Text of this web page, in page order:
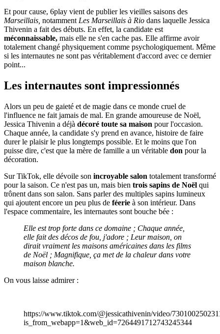
Et pour cause, 6play vient de publier les vieilles saisons des
Marseillais, notammentLes Marseillais à Rio dans laquelle Jessica
Thivenin a fait des débuts. En effet, la candidate est
méconnaissable, mais elle ne s'en cache pas. Elle affirme avoir
totalement changé physiquement comme psychologiquement. Même
si les internautes ne sont pas véritablement d'accord avec ce dernier
point...
Les internautes sont impressionnés
Alors un peu de gaieté et de magie dans ce monde cruel de
l'influence ne fait jamais de mal. En grande amoureuse de Noël,
Jessica Thivenin a déjà décoré toute sa maison pour l'occasion.
Chaque année, la candidate s'y prend en avance, histoire de faire
durer le plaisir le plus longtemps possible. Et le moins que l'on
puisse dire, c'est que la mère de famille a un véritable don pour la
décoration.
Sur TikTok, elle dévoile son incroyable salon totalement transformé
pour la saison. Ce n'est pas un, mais bien trois sapins de Noël qui
trônent dans son salon. Sans parler des multiples sapins lumineux
qui ajoutent encore un peu plus de féerie à son intérieur. Dans
l'espace commentaire, les internautes sont bouche bée :
Elle est trop forte dans ce domaine ; Chaque année,
elle fait des décos de fou, j'adore ; Leur maison, on
dirait vraiment les maisons américaines dans les films
de Noël ; Magnifique, ça met de la chaleur dans votre
maison blanche.
On vous laisse admirer :
https://www.tiktok.com/@jessicathivenin/video/
is_from_webapp=1&web_id=7264491712743245344